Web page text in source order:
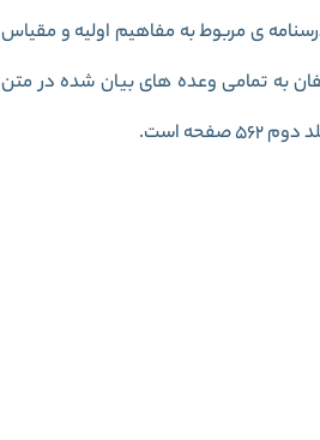
ی مربوط به مفاهیم اولیه و مقیاس
به تمامی وعده های بیان شده در متن